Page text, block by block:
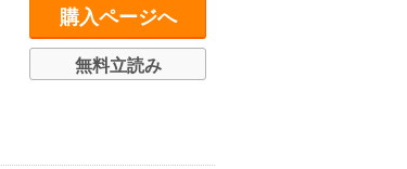
購入ページへ
無料立読み